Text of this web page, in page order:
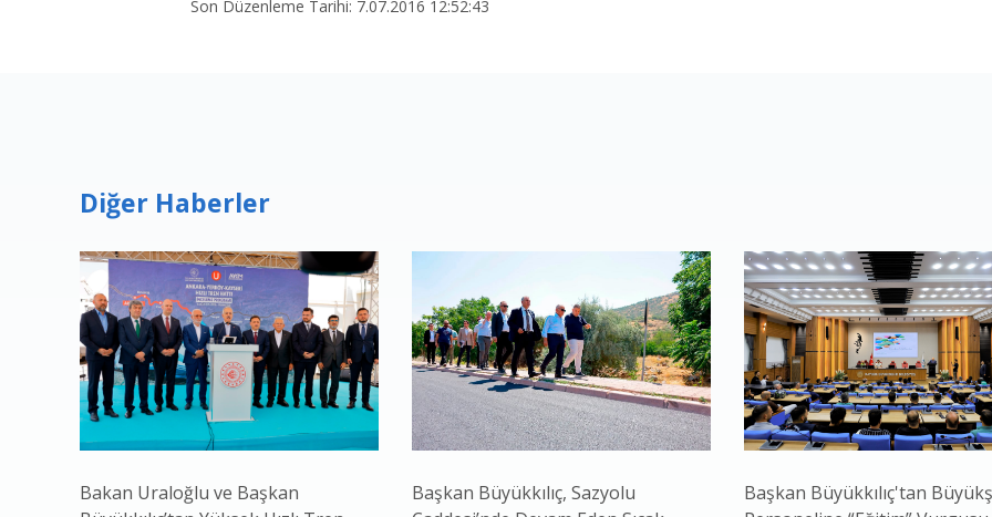
Son Düzenleme Tarihi: 7.07.2016 12:52:43
Diğer Haberler
Bakan Uraloğlu ve Başkan
Başkan Büyükkılıç, Sazyolu
Başkan Büyükkılıç'tan